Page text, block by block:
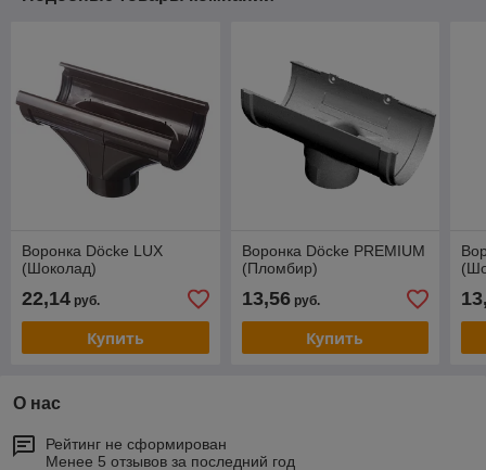
Воронка Döcke LUX
(Шоколад)
22,14 руб.
Купить
Воронка Döcke PREMIUM
(Пломбир)
13,56руб.
Купить
О нас
Рейтинг не сформирован
Менее 5 отзывов за последний год